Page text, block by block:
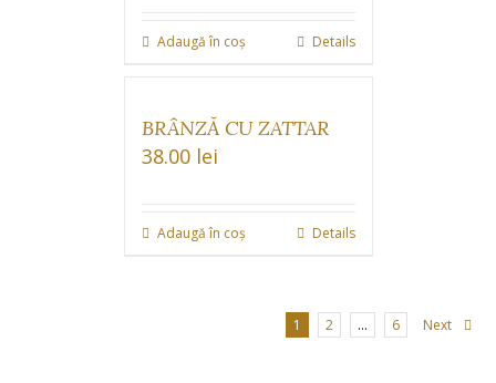
Adaugă în coș Details
BRÂNZĂ CU ZATTAR
38.00 lei
Adaugă în coș Details
1 2 … 6 Next